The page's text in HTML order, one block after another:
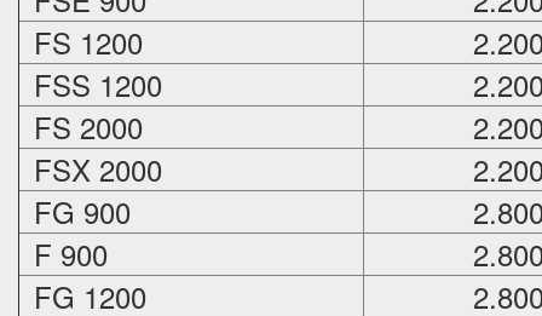
FS 1200
FSS 1200
FS 2000
FSX 2000
FG 900
F 900
FG 1200